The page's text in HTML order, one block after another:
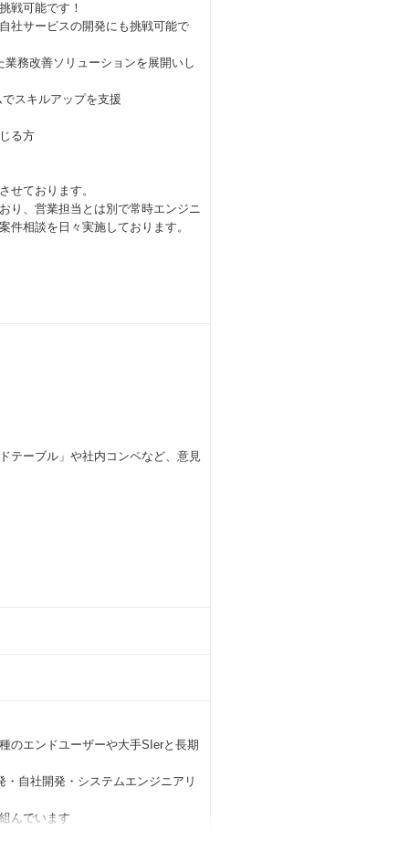
戦可能です！
社サービスの開発にも挑戦可能で
務改善ソリューションを展開いし
スキルアップを支援
る方
ております。
り、営業担当とは別で常時エンジニ
相談を日々実施しております。
テーブル」や社内コンペなど、意見
のエンドユーザーや大手SIerと長期
自社開発・システムエンジニアリ
んでいます